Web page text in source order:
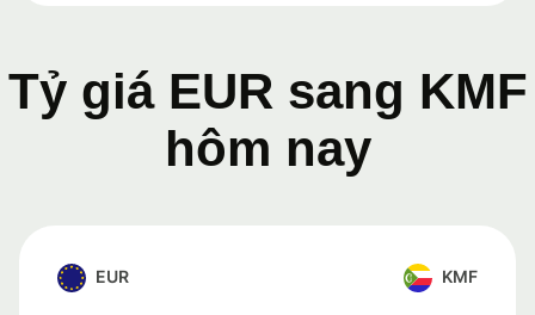
Tỷ giá EUR sang KMF
hôm nay
EUR KMF